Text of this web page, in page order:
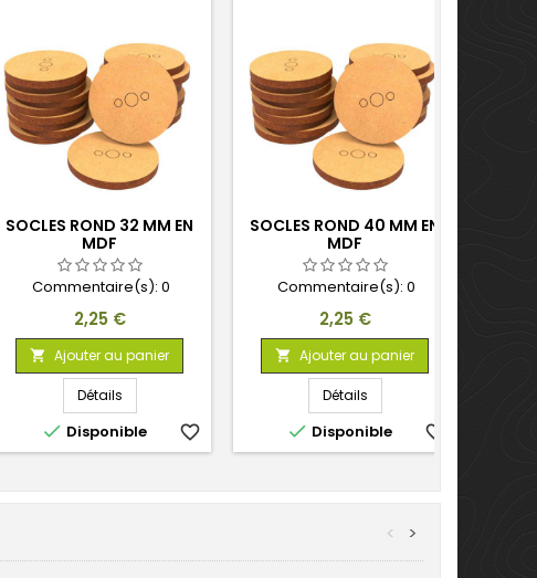
SOCLES ROND 32 MM EN
MDF
Commentaire(s): 0
Prix
2,25 €
 Ajouter au panier
Détails
 Disponible favorite_border
SOCLES ROND 40 MM EN
MDF
Commentaire(s): 0
Prix
2,25 €
 Ajouter au panier
Détails
 Disponible favorite_border
>
<